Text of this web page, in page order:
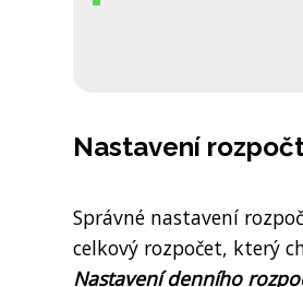
Nastavení
Správné nastavení
celkový rozpočet, který
Nastavení denního